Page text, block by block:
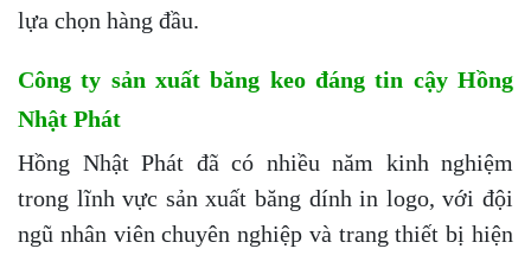
lựa chọn hàng đầu.
Công ty sản xuất băng keo đáng tin cậy Hồng
Nhật Phát
Hồng Nhật Phát đã có nhiều năm kinh nghiệm
trong lĩnh vực sản xuất băng dính in logo, với đội
ngũ nhân viên chuyên nghiệp và trang thiết bị hiện